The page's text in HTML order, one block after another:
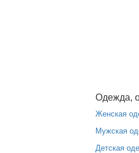
Одежда,
Женская
Мужская
Детская